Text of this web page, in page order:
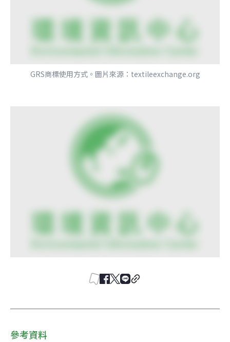
GRS商標使用方式。圖片來源：textileexchange.org
參考資料